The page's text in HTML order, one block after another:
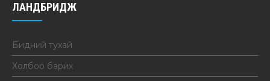
ЛАНДБРИДЖ
Бидний тухай
Холбоо барих